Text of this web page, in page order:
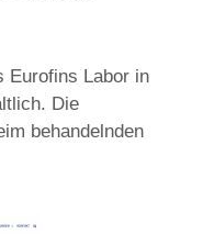
Eurofins Labor in
Die
behandelnden